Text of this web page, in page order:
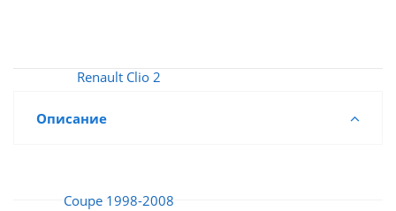
Описание